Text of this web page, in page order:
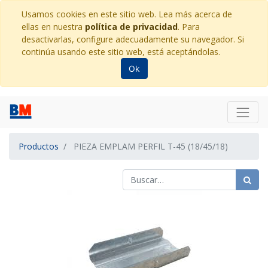
Usamos cookies en este sitio web. Lea más acerca de
ellas en nuestra política de privacidad. Para
desactivarlas, configure adecuadamente su navegador. Si
continúa usando este sitio web, está aceptándolas.
Ok
Productos PIEZA EMPLAM PERFIL T-45 (18/45/18)